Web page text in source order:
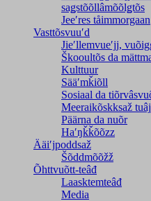
saǥstõõllâmõõlǥtõs
Jeeʹres tåimmorgaan
Vasttõsvuuʹd
Jieʹllemvueʹjj,
Škooultõs da
Kulttuur
Sääʹmǩiõll
Sosiaal da
Meeraikõskksaž
Päärna da nuõr
Haʹŋǩǩõõzz
Ääiʹjpoddsaž
Šõddmõõžž
Õhttvuõtt-teâđ
Laasktemteâđ
Media